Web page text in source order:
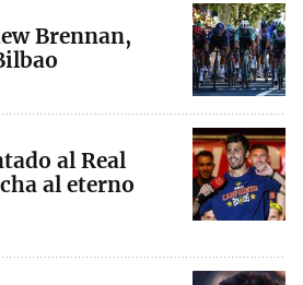
Brennan,
al Real
al eterno